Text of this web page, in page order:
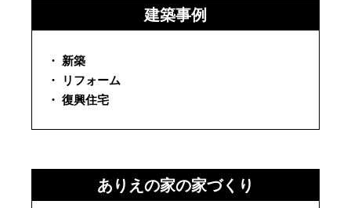
建築事例
・ 新築
・ リフォーム
・ 復興住宅
ありえの家の家づくり